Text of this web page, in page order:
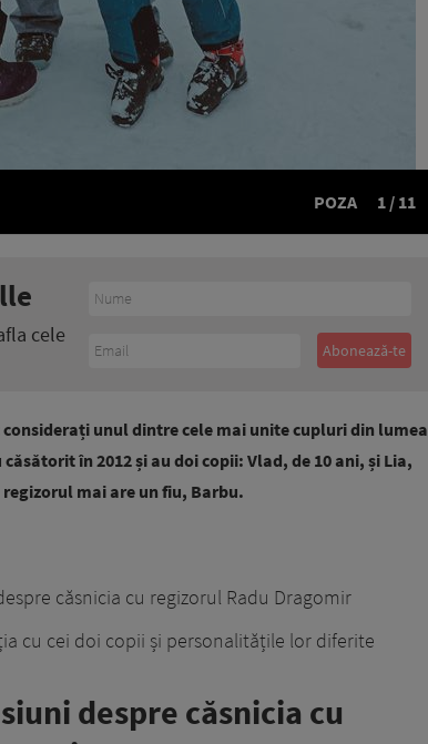
POZA 1 / 11
cele
unul dintre cele mai unite cupluri din lumea
în 2012 și au doi copii: Vlad, de 10 ani, și Lia,
mai are un fiu, Barbu.
căsnicia cu regizorul Radu Dragomir
cu cei doi copii și personalitățile lor diferite
despre căsnicia cu